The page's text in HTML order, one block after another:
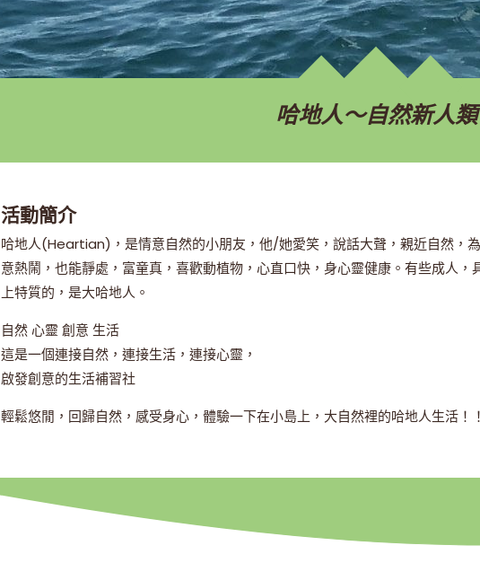
哈地人～自然新人類
活動簡介
哈地人(Heartian)，是情意自然的小朋友，他/她愛笑，說話大聲，親近自然，
意熱鬧，也能靜處，富童真，喜歡動植物，心直口快，身心靈健康。有些成人，
上特質的，是大哈地人。
自然 心靈 創意 生活
這是一個連接自然，連接生活，連接心靈，
啟發創意的生活補習社
輕鬆悠閒，回歸自然，感受身心，體驗一下在小島上，大自然裡的哈地人生活！！